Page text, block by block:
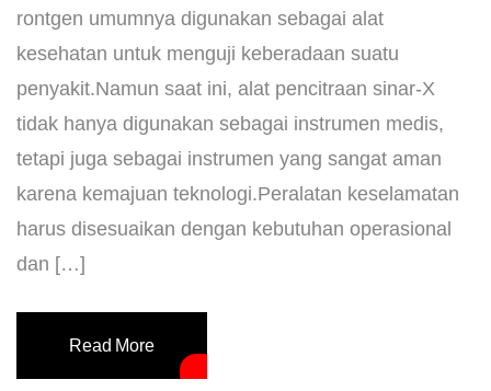
rontgen umumnya digunakan sebagai alat
kesehatan untuk menguji keberadaan suatu
penyakit.Namun saat ini, alat pencitraan sinar-X
tidak hanya digunakan sebagai instrumen medis,
tetapi juga sebagai instrumen yang sangat aman
karena kemajuan teknologi.Peralatan keselamatan
harus disesuaikan dengan kebutuhan operasional
dan […]
Read More